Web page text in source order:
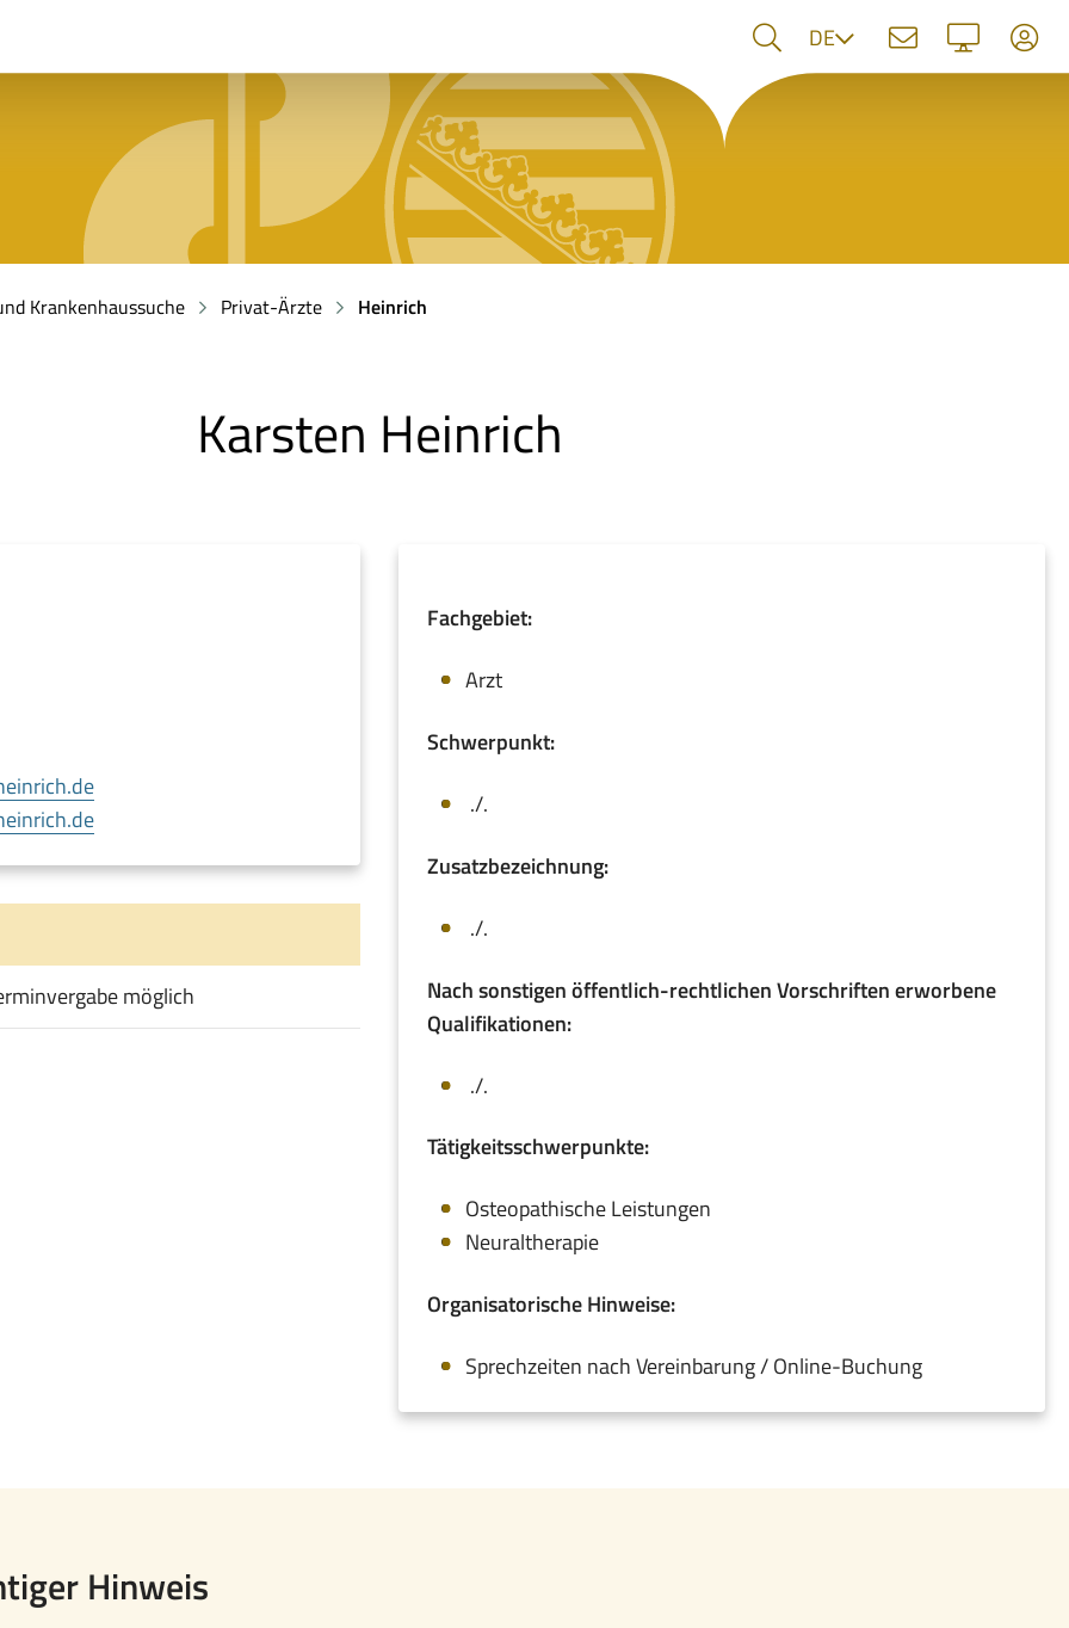
Sprache
DE
Krankenhaussuche Privat-Ärzte Heinrich
Karsten Heinrich
(öffnet
möglich
Fachgebiet:
Arzt
Schwerpunkt:
./.
Zusatzbezeichnung:
./.
Nach sonstigen öffentlich-rechtlichen Vorschriften erworbene
Qualifikationen:
./.
Tätigkeitsschwerpunkte:
Osteopathische Leistungen
Neuraltherapie
Organisatorische Hinweise:
Sprechzeiten nach Vereinbarung / Online-Buchung
Hinweis